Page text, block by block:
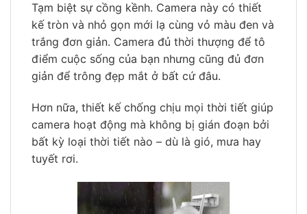
Tạm biệt sự cồng kềnh. Camera này có thiết
kế tròn và nhỏ gọn mới lạ cùng vỏ màu đen và
trắng đơn giản. Camera đủ thời thượng để tô
điểm cuộc sống của bạn nhưng cũng đủ đơn
giản để trông đẹp mắt ở bất cứ đâu.
Hơn nữa, thiết kế chống chịu mọi thời tiết giúp
camera hoạt động mà không bị gián đoạn bởi
bất kỳ loại thời tiết nào – dù là gió, mưa hay
tuyết rơi.